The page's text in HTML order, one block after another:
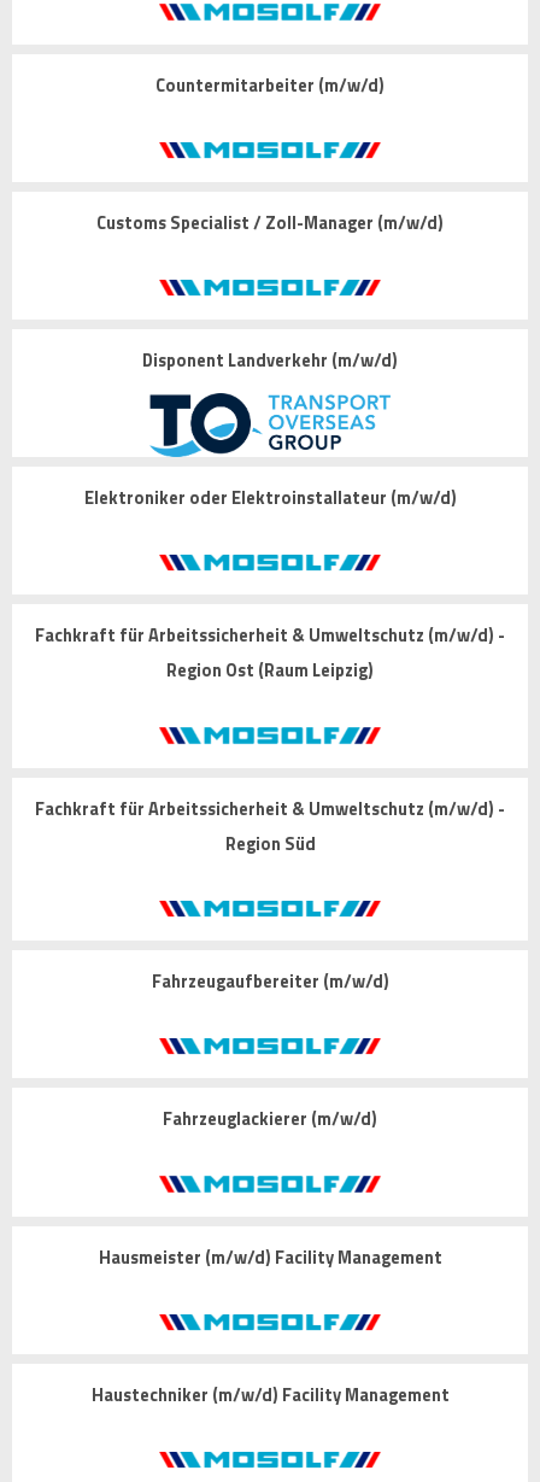
Countermitarbeiter (m/w/d)
Customs Specialist / Zoll-Manager (m/w/d)
Disponent Landverkehr (m/w/d)
Elektroniker oder Elektroinstallateur (m/w/d)
Fachkraft für Arbeitssicherheit & Umweltschutz (m/w/d) -
Region Ost (Raum Leipzig)
Fachkraft für Arbeitssicherheit & Umweltschutz (m/w/d) -
Region Süd
Fahrzeugaufbereiter (m/w/d)
Fahrzeuglackierer (m/w/d)
Hausmeister (m/w/d) Facility Management
Haustechniker (m/w/d) Facility Management